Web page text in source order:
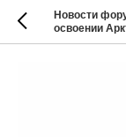
Новости
освоении